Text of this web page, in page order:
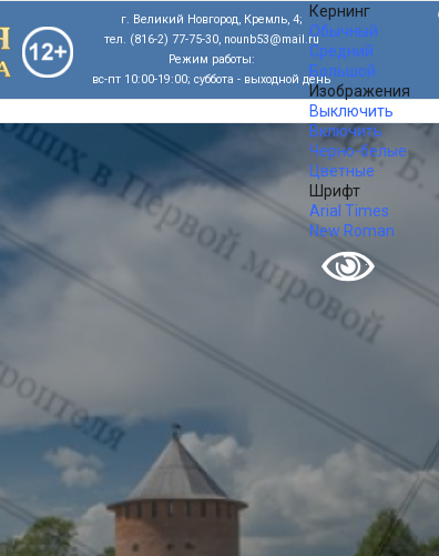
г. Великий Новгород, Кремль, 4;
тел. (816-2) 77-75-30, nounb53@mail.ru
Режим работы:
вс-пт 10:00-19:00; суббота - выходной день
Кернинг
Обычный
Средний
Большой
Изображения
Выключить
Включить
Черно-белые
Цветные
Шрифт
Arial Times
New Roman
.